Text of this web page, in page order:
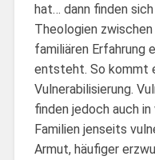
hat… dann finden
Theologien
familiären Erfahrung
entsteht. So kommt
Vulnerabilisierung.
finden jedoch auch
Familien jenseits
Armut, häufiger